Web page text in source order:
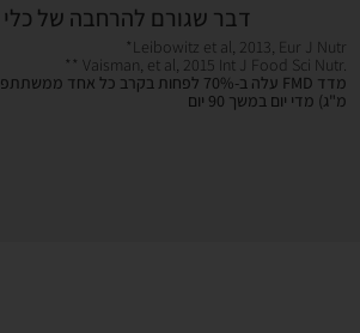
דבר שגורם להרחבה של
*Leibowitz et al, 2013, Eur J Nutr
** Vaisman, et al, 2015 Int J Food Sci Nutr.
מ"ג) מדי יום במשך 90 יום